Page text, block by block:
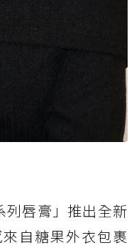
列唇膏」推出全新
來自糖果外衣包裹